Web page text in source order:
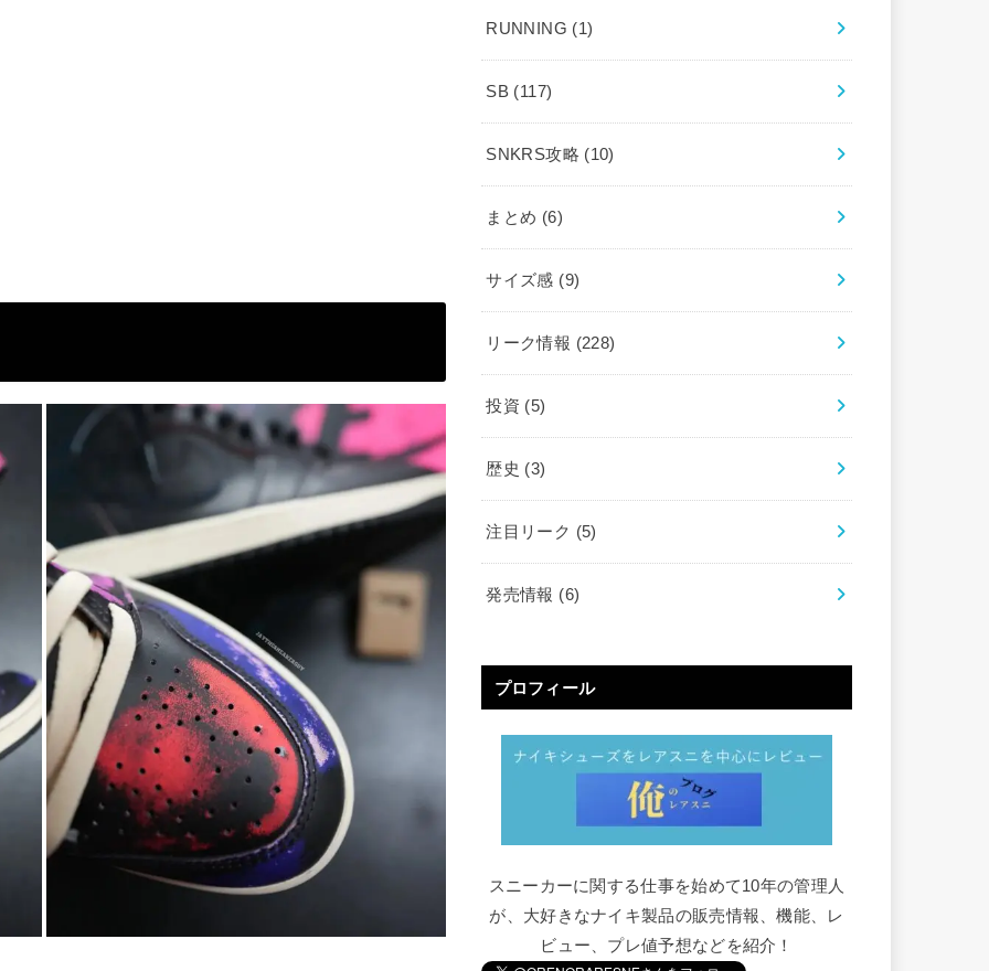
RUNNING (1)
SB (117)
SNKRS攻略 (10)
まとめ (6)
サイズ感 (9)
リーク情報 (228)
投資 (5)
歴史 (3)
注目リーク (5)
発売情報 (6)
プロフィール
スニーカーに関する仕事を始めて10年の管理人
が、大好きなナイキ製品の販売情報、機能、レ
ビュー、プレ値予想などを紹介！